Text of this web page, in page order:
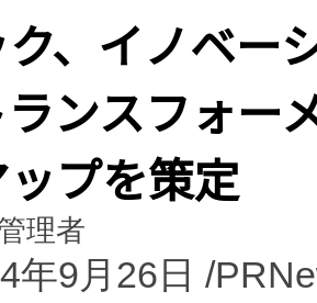
、イノベー
ンスフォー
プを策定
理者
年9月26日 /